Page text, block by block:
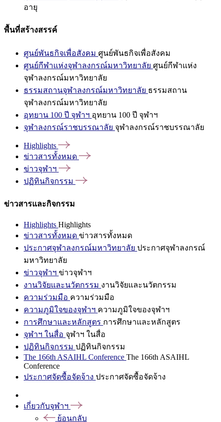
อายุ
พื้นที่สร้างสรรค์
ศูนย์พันธกิจเพื่อสังคม ศูนย์พันธกิจเพื่อสังคม
ศูนย์กีฬาแห่งจุฬาลงกรณ์มหาวิทยาลัย ศูนย์กีฬาแห่ง
จุฬาลงกรณ์มหาวิทยาลัย
ธรรมสถานจุฬาลงกรณ์มหาวิทยาลัย ธรรมสถาน
จุฬาลงกรณ์มหาวิทยาลัย
อุทยาน 100 ปี จุฬาฯ อุทยาน 100 ปี จุฬาฯ
จุฬาลงกรณ์ราชบรรณาลัย จุฬาลงกรณ์ราชบรรณาลัย
Highlights
ข่าวสารทั้งหมด
ข่าวจุฬาฯ
ปฏิทินกิจกรรม
ข่าวสารและกิจกรรม
Highlights Highlights
ข่าวสารทั้งหมด ข่าวสารทั้งหมด
ประกาศจุฬาลงกรณ์มหาวิทยาลัย ประกาศจุฬาลงกรณ์
มหาวิทยาลัย
ข่าวจุฬาฯ ข่าวจุฬาฯ
งานวิจัยและนวัตกรรม งานวิจัยและนวัตกรรม
ความร่วมมือ ความร่วมมือ
ความภูมิใจของจุฬาฯ ความภูมิใจของจุฬาฯ
การศึกษาและหลักสูตร การศึกษาและหลักสูตร
จุฬาฯ ในสื่อ จุฬาฯ ในสื่อ
ปฏิทินกิจกรรม ปฏิทินกิจกรรม
The 166th ASAIHL Conference The 166th ASAIHL
Conference
ประกาศจัดซื้อจัดจ้าง ประกาศจัดซื้อจัดจ้าง
เกี่ยวกับจุฬาฯ
ย้อนกลับ